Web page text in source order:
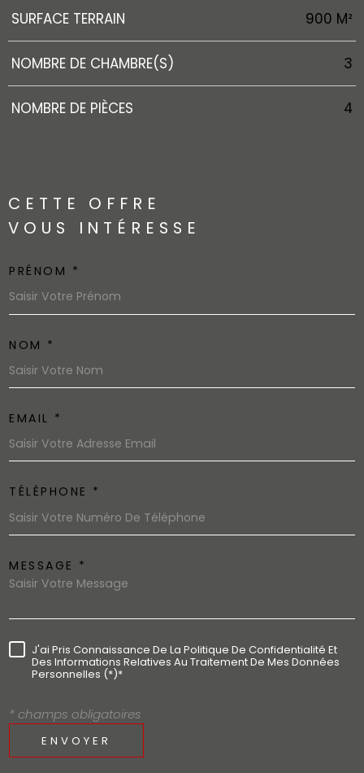
SURFACE TERRAIN 900 M²
NOMBRE DE CHAMBRE(S) 3
NOMBRE DE PIÈCES 4
CETTE OFFRE
VOUS INTÉRESSE
PRÉNOM *
NOM *
EMAIL *
TÉLÉPHONE *
MESSAGE *
J'ai Pris Connaissance De La Politique De Confidentialité Et
Des Informations Relatives Au Traitement De Mes Données
Personnelles (*)*
* champs obligatoires
ENVOYER